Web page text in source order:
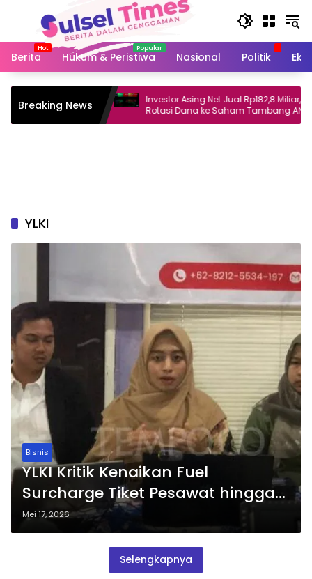
Berita
Hukum & Peristiwa Nasional Politik
Breaking News
dan Koreksi
Tinggi
Investor Asing Net Jual Rp182,8 Miliar,
Rotasi Dana ke Saham Tambang ANTM
dan TINS
YLKI
Bisnis
YLKI Kritik Kenaikan Fuel
Surcharge Tiket Pesawat hingga
50 Persen
Mei 17, 2026
Selengkapnya